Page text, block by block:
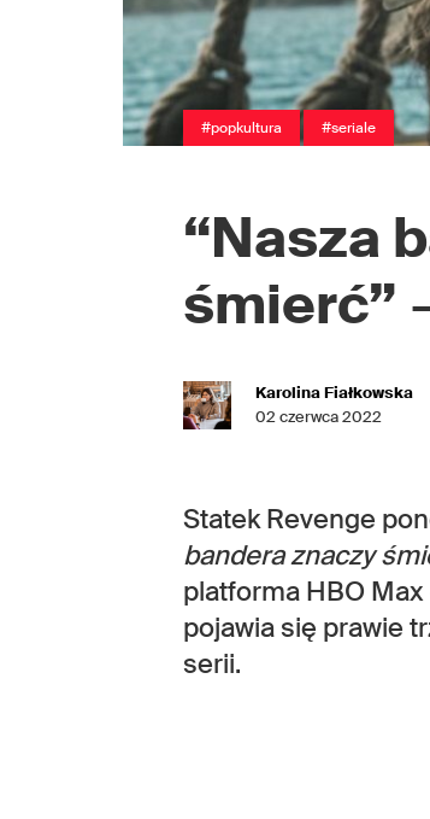
#popkultura #seriale
“Nasza
śmierć”
Karolina Fiałkowska
02 czerwca 2022
Statek Revenge
bandera znaczy
platforma HBO
pojawia się prawie
serii.